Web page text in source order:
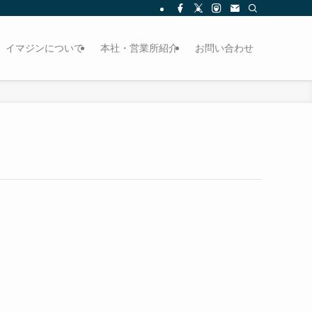
イマジンについて 本社・営業所紹介 お問い合わせ